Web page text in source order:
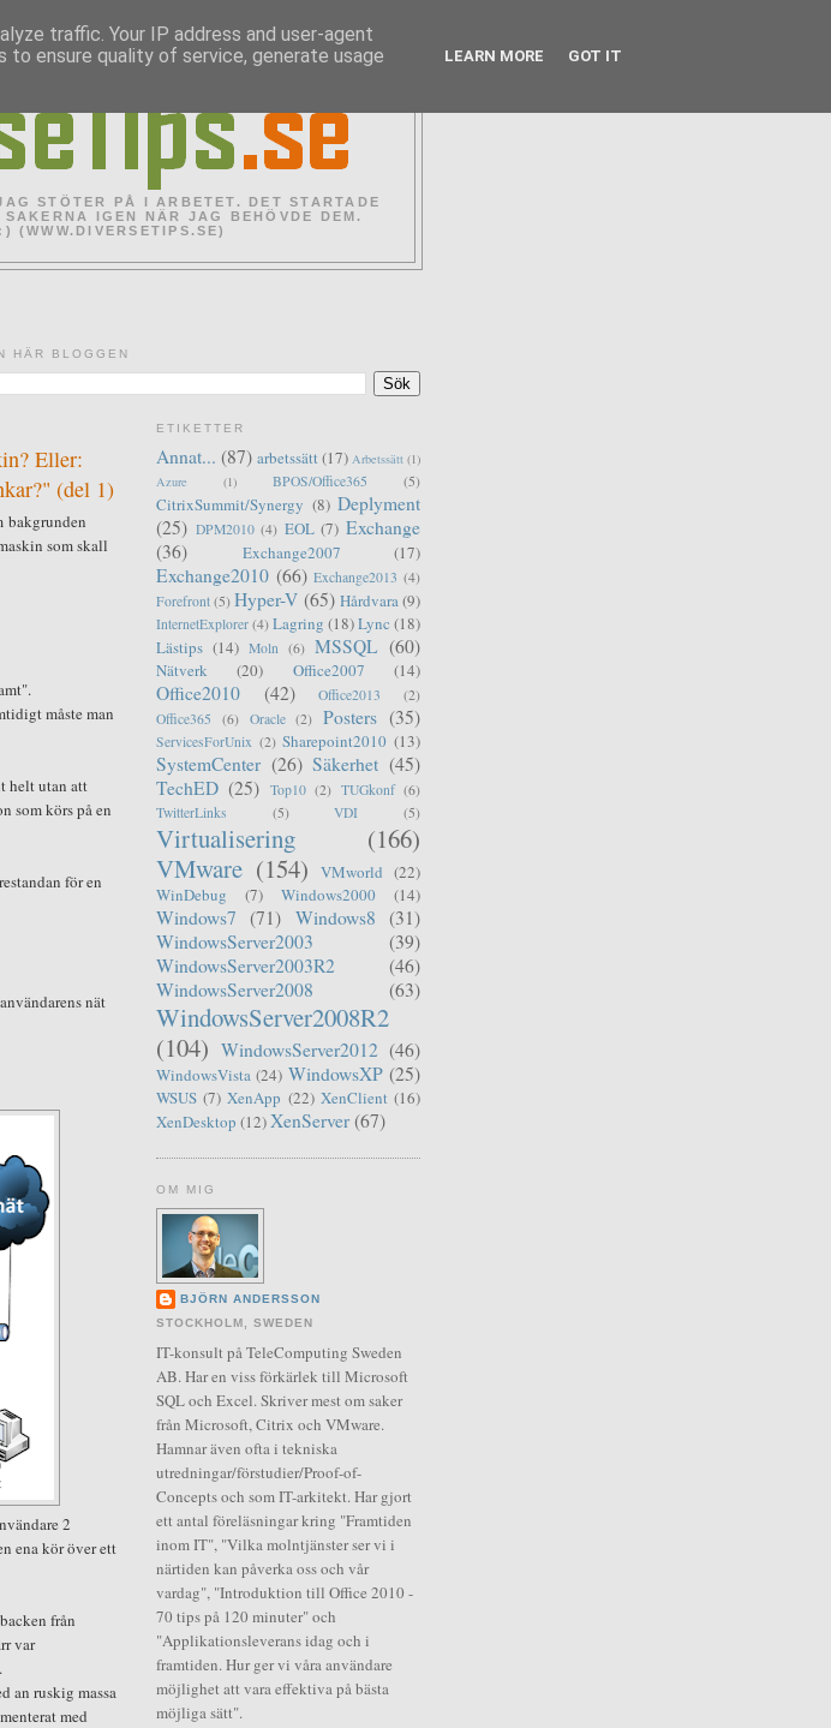
STÖTER PÅ I ARBETET. DET STARTADE
IGEN NÄR JAG BEHÖVDE DEM.
(WWW.DIVERSETIPS.SE)
HÄR BLOGGEN
Eller:
(del 1)
bakgrunden
som skall
måste man
helt utan att
som körs på en
för en
nät
2
ena kör över ett
från
var
an ruskig massa
med
ETIKETTER
Annat... (87) arbetssätt(17) Arbetssätt (1)
Azure
(1) BPOS/Office365 (5)
CitrixSummit/Synergy (8) Deplyment
(25) DPM2010 (4) EOL (7) Exchange
(36)
Exchange2007 (17)
Exchange2010 (66) Exchange2013 (4)
Forefront (5) Hyper-V (65) Hårdvara(9)
InternetExplorer (4) Lagring (18)Lync (18)
Lästips (14) Moln (6) MSSQL (60)
Nätverk (20) Office2007 (14)
Office2010 (42) Office2013
(2)
Office365
(6) Oracle (2) Posters (35)
ServicesForUnix (2) Sharepoint2010 (13)
SystemCenter (26) Säkerhet (45)
TechED (25) Top10 (2) TUGkonf (6)
TwitterLinks
(5) VDI (5)
Virtualisering
(166)
VMware (154) VMworld (22)
WinDebug
(7) Windows2000 (14)
Windows7 (71) Windows8
(31)
WindowsServer2003
(39)
WindowsServer2003R2
(46)
WindowsServer2008
(63)
WindowsServer2008R2
(104) WindowsServer2012 (46)
WindowsVista (24) WindowsXP (25)
WSUS (7) XenApp (22) XenClient (16)
XenDesktop (12)XenServer (67)
OM MIG
BJÖRN ANDERSSON
STOCKHOLM, SWEDEN
IT-konsult på TeleComputing Sweden
AB. Har en viss förkärlek till Microsoft
SQL och Excel. Skriver mest om saker
från Microsoft, Citrix och VMware.
Hamnar även ofta i tekniska
utredningar/förstudier/Proof-of-
Concepts och som IT-arkitekt. Har gjort
ett antal föreläsningar kring "Framtiden
inom IT", "Vilka molntjänster ser vi i
närtiden kan påverka oss och vår
vardag", "Introduktion till Office 2010 -
70 tips på 120 minuter" och
"Applikationsleverans idag och i
framtiden. Hur ger vi våra användare
möjlighet att vara effektiva på bästa
möjliga sätt".
traffic. Your IP address and user-agent
ensure quality of service, generate usage
LEARN MORE GOT IT